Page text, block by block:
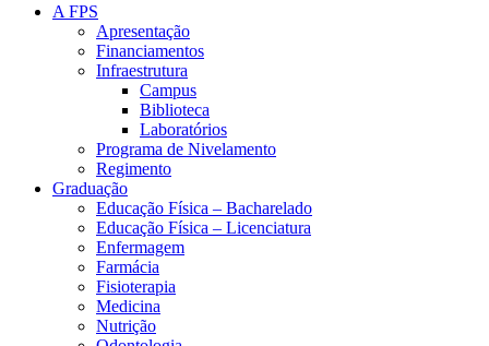
A FPS
Apresentação
Financiamentos
Infraestrutura
Campus
Biblioteca
Laboratórios
Programa de Nivelamento
Regimento
Graduação
Educação Física – Bacharelado
Educação Física – Licenciatura
Enfermagem
Farmácia
Fisioterapia
Medicina
Nutrição